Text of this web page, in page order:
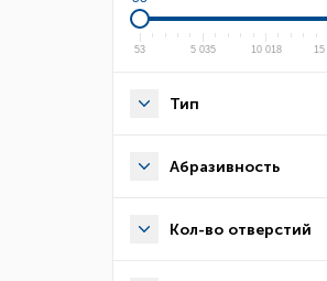
53 5 035 10 018
Тип
Абразивность
Кол-во отверстий